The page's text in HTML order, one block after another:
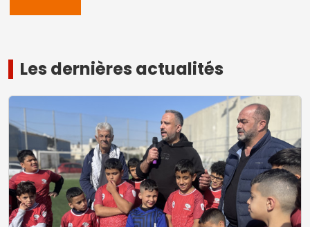
Les dernières actualités